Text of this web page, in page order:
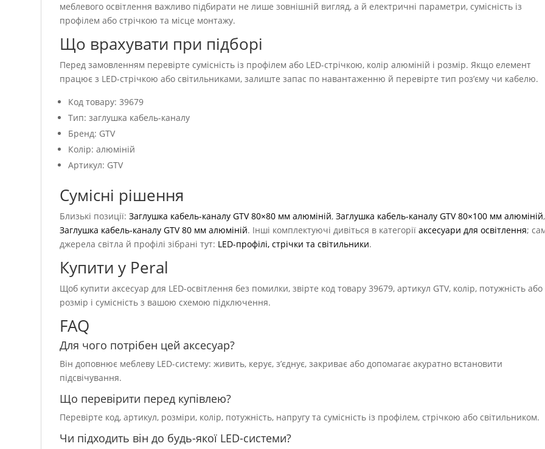
меблевого освітлення важливо підбирати не лише зовнішній вигляд, а й електричні параметри, сумісність із
профілем або стрічкою та місце монтажу.
Що врахувати при підборі
Перед замовленням перевірте сумісність із профілем або LED-стрічкою, колір алюміній і розмір. Якщо елемент
працює з LED-стрічкою або світильниками, залиште запас по навантаженню й перевірте тип роз’єму чи кабелю.
Код товару: 39679
Тип: заглушка кабель-каналу
Бренд: GTV
Колір: алюміній
Артикул: GTV
Сумісні рішення
Близькі позиції:Заглушка кабель-каналу GTV 80×80 мм алюміній,Заглушка кабель-каналу GTV 80×100 мм алюміній,
Заглушка кабель-каналу GTV 80 мм алюміній. Інші комплектуючі дивіться в категоріїаксесуари для освітлення;
джерела світла й профілі зібрані тут: LED-профілі, стрічки та світильники.
Купити у Peral
Щоб купити аксесуар для LED-освітлення без помилки, звірте код товару 39679, артикул GTV, колір, потужність або
розмір і сумісність з вашою схемою підключення.
FAQ
Для чого потрібен цей аксесуар?
Він доповнює меблеву LED-систему: живить, керує, з’єднує, закриває або допомагає акуратно встановити
підсвічування.
Що перевірити перед купівлею?
Перевірте код, артикул, розміри, колір, потужність, напругу та сумісність із профілем, стрічкою або світильником.
Чи підходить він до будь-якої LED-системи?